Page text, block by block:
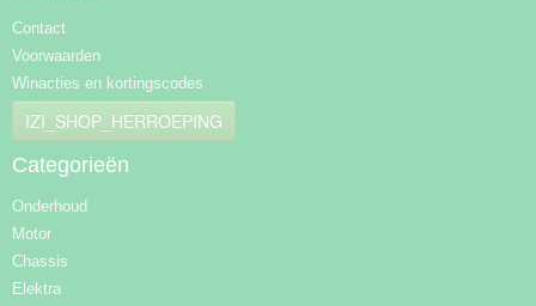
Contact
Voorwaarden
Winacties en kortingscodes
IZI_SHOP_HERROEPING
Categorieën
Onderhoud
Motor
Chassis
Elektra